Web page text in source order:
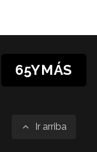
65YMÁS
Ir arriba